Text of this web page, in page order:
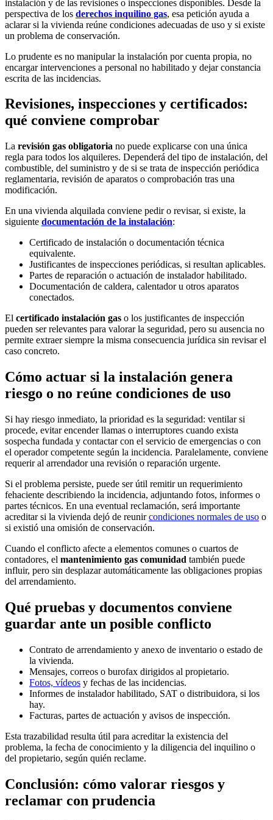
instalación y de las revisiones o inspecciones disponibles. Desde la
perspectiva de los derechos inquilino gas, esa petición ayuda a
aclarar si la vivienda reúne condiciones adecuadas de uso y si existe
un problema de conservación.
Lo prudente es no manipular la instalación por cuenta propia, no
encargar intervenciones a personal no habilitado y dejar constancia
escrita de las incidencias.
Revisiones, inspecciones y certificados:
qué conviene comprobar
La revisión gas obligatoria no puede explicarse con una única
regla para todos los alquileres. Dependerá del tipo de instalación, del
combustible, del suministro y de si se trata de inspección periódica
reglamentaria, revisión de aparatos o comprobación tras una
modificación.
En una vivienda alquilada conviene pedir o revisar, si existe, la
siguiente documentación de la instalación:
Certificado de instalación o documentación técnica
equivalente.
Justificantes de inspecciones periódicas, si resultan aplicables.
Partes de reparación o actuación de instalador habilitado.
Documentación de caldera, calentador u otros aparatos
conectados.
El certificado instalación gas o los justificantes de inspección
pueden ser relevantes para valorar la seguridad, pero su ausencia no
permite extraer siempre la misma consecuencia jurídica sin revisar el
caso concreto.
Cómo actuar si la instalación genera
riesgo o no reúne condiciones de uso
Si hay riesgo inmediato, la prioridad es la seguridad: ventilar si
procede, evitar encender llamas o interruptores cuando exista
sospecha fundada y contactar con el servicio de emergencias o con
el operador competente según la incidencia. Paralelamente, conviene
requerir al arrendador una revisión o reparación urgente.
Si el problema persiste, puede ser útil remitir un requerimiento
fehaciente describiendo la incidencia, adjuntando fotos, informes o
partes técnicos. En una eventual reclamación, será importante
acreditar si la vivienda dejó de reunircondiciones normales de uso o
si existió una omisión de conservación.
Cuando el conflicto afecte a elementos comunes o cuartos de
contadores, el mantenimiento gas comunidad también puede
influir, pero sin desplazar automáticamente las obligaciones propias
del arrendamiento.
Qué pruebas y documentos conviene
guardar ante un posible conflicto
Contrato de arrendamiento y anexo de inventario o estado de
la vivienda.
Mensajes, correos o burofax dirigidos al propietario.
Fotos, vídeos y fechas de las incidencias.
Informes de instalador habilitado, SAT o distribuidora, si los
hay.
Facturas, partes de actuación y avisos de inspección.
Esta trazabilidad resulta útil para acreditar la existencia del
problema, la fecha de conocimiento y la diligencia del inquilino o
del propietario, según quién reclame.
Conclusión: cómo valorar riesgos y
reclamar con prudencia